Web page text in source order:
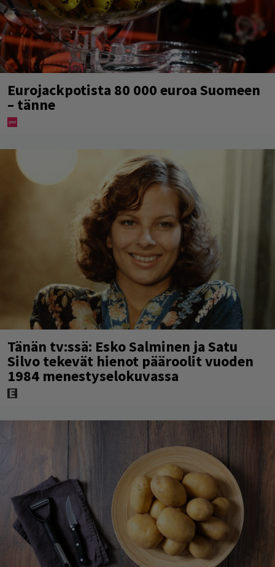
Eurojackpotista 80 000 euroa Suomeen
– tänne
Tänän tv:ssä: Esko Salminen ja Satu
Silvo tekevät hienot pääroolit vuoden
1984 menestyselokuvassa